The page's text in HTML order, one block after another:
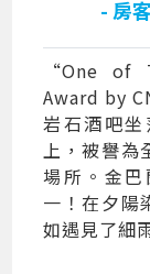
- 房
“One of
Award by
岩石酒吧
上，被譽
場所。金
一！在夕陽
如遇見了細